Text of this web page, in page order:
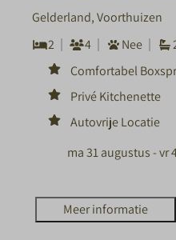
Gelderland, Voorthuizen
2
4 Nee
Comfortabel
Privé Kitchenette
Autovrije Locatie
ma 31 augustus - vr
Meer informatie